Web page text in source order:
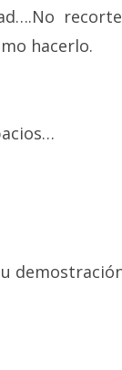
hacerlo.